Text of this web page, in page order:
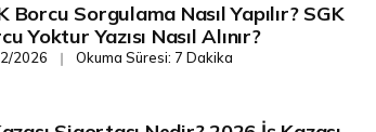
İş Hukuku
Borcu Sorgulama Nasıl Yapılır? SGK
Yoktur Yazısı Nasıl Alınır?
2026 ❘ Okuma Süresi: 7 Dakika